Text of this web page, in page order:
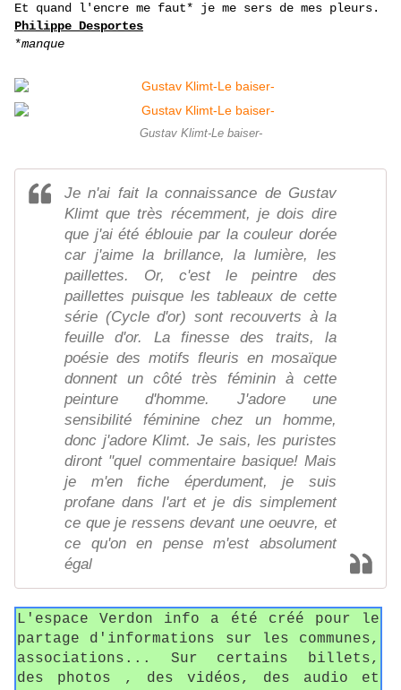
Et quand l'encre me faut* je me sers de mes pleurs.
Philippe Desportes
*manque
Gustav Klimt-Le baiser-
Je n'ai fait la connaissance de Gustav
Klimt que très récemment, je dois dire
que j'ai été éblouie par la couleur dorée
car j'aime la brillance, la lumière, les
paillettes. Or, c'est le peintre des
paillettes puisque les tableaux de cette
série (Cycle d'or) sont recouverts à la
feuille d'or. La finesse des traits, la
poésie des motifs fleuris en mosaïque
donnent un côté très féminin à cette
peinture d'homme. J'adore une
sensibilité féminine chez un homme,
donc j'adore Klimt. Je sais, les puristes
diront "quel commentaire basique! Mais
je m'en fiche éperdument, je suis
profane dans l'art et je dis simplement
ce que je ressens devant une oeuvre, et
ce qu'on en pense m'est absolument
égal
L'espace Verdon info a été créé pour le
partage d'informations sur les communes,
associations... Sur certains billets,
des photos , des vidéos, des audio et